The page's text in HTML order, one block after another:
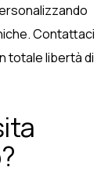
Contattaci
totale libertà di